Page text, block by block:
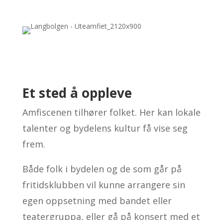
Et sted å oppleve
Amfiscenen tilhører folket. Her kan lokale
talenter og bydelens kultur få vise seg
frem.
Både folk i bydelen og de som går på
fritidsklubben vil kunne arrangere sin
egen oppsetning med bandet eller
teatergruppa, eller gå på konsert med et